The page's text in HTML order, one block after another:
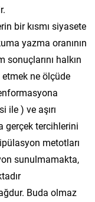
bir kısmı siyasete
yazma oranının
halkın
ne ölçüde
ile ) ve aşırı
gerçek tercihlerini
metotları
sunulmamakta,
Buda olmaz